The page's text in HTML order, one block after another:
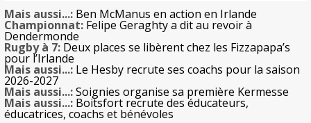
Mais aussi...: Ben McManus en action en Irlande
Championnat: Felipe Geraghty a dit au revoir à
Dendermonde
Rugby à 7: Deux places se libèrent chez les Fizzapapa’s
pour l’Irlande
Mais aussi...: Le Hesby recrute ses coachs pour la saison
2026-2027
Mais aussi...:Soignies organise sa première Kermesse
Mais aussi...: Boitsfort recrute des éducateurs,
éducatrices, coachs et bénévoles